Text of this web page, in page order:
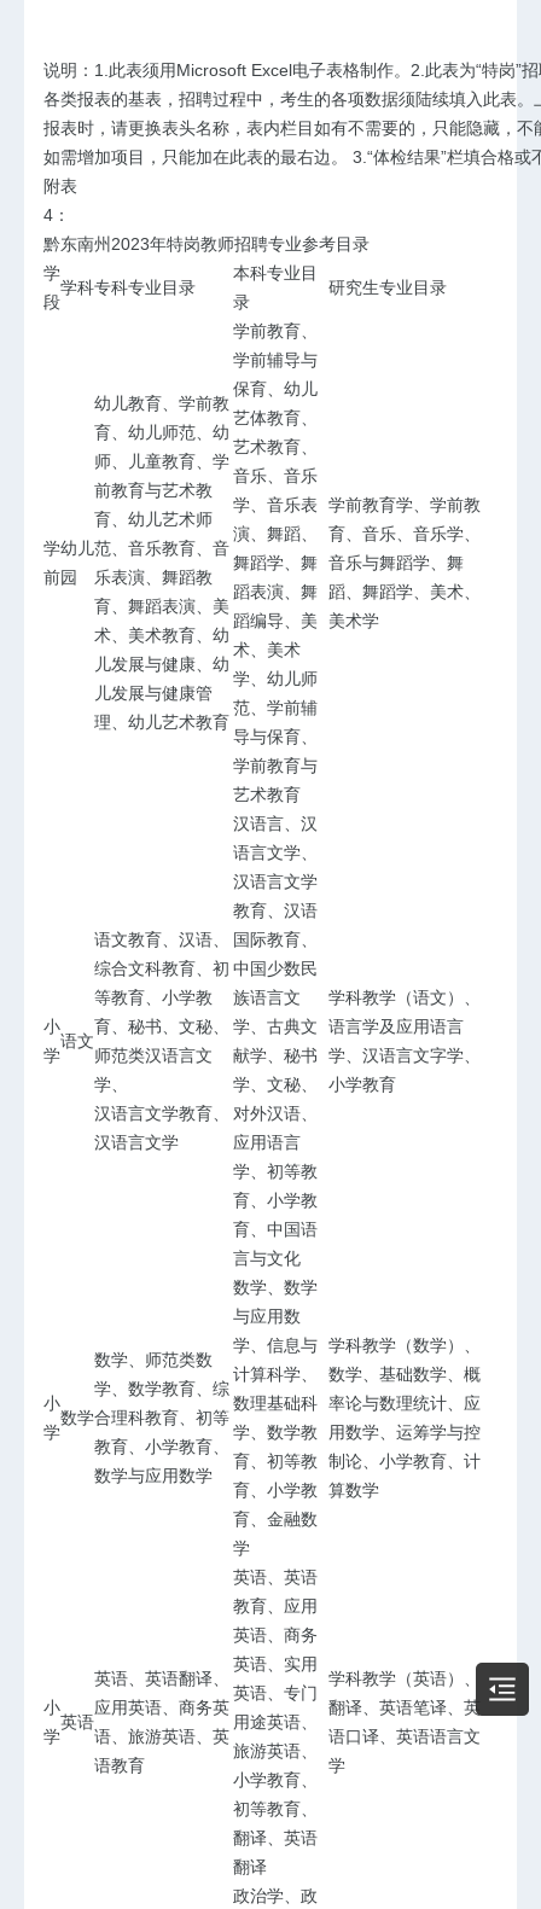
说明：1.此表须用Microsoft Excel电子表格制作。2.此表为“特岗”
各类报表的基表，招聘过程中，考生的各项数据须陆续填入此表。
报表时，请更换表头名称，表内栏目如有不需要的，只能隐藏，不
如需增加项目，只能加在此表的最右边。 3.“体检结果”栏填合格或
附表
4：
黔东南州2023年特岗教师招聘专业参考目录
学
段
学科专科专业目录
本科专业目
录
研究生专业目录
学
前
幼儿
园
幼儿教育、学前教
育、幼儿师范、幼
师、儿童教育、学
前教育与艺术教
育、幼儿艺术师
范、音乐教育、音
乐表演、舞蹈教
育、舞蹈表演、美
术、美术教育、幼
儿发展与健康、幼
儿发展与健康管
理、幼儿艺术教育
学前教育、
学前辅导与
保育、幼儿
艺体教育、
艺术教育、
音乐、音乐
学、音乐表
演、舞蹈、
舞蹈学、舞
蹈表演、舞
蹈编导、美
术、美术
学、幼儿师
范、学前辅
导与保育、
学前教育与
艺术教育
学前教育学、学前教
育、音乐、音乐学、
音乐与舞蹈学、舞
蹈、舞蹈学、美术、
美术学
小
学
语文
语文教育、汉语、
综合文科教育、初
等教育、小学教
育、秘书、文秘、
师范类汉语言文
学、
汉语言文学教育、
汉语言文学
汉语言、汉
语言文学、
汉语言文学
教育、汉语
国际教育、
中国少数民
族语言文
学、古典文
献学、秘书
学、文秘、
对外汉语、
应用语言
学、初等教
育、小学教
育、中国语
言与文化
学科教学（语文）、
语言学及应用语言
学、汉语言文字学、
小学教育
小
学
数学
数学、师范类数
学、数学教育、综
合理科教育、初等
教育、小学教育、
数学与应用数学
数学、数学
与应用数
学、信息与
计算科学、
数理基础科
学、数学教
育、初等教
育、小学教
育、金融数
学
学科教学（数学）、
数学、基础数学、概
率论与数理统计、应
用数学、运筹学与控
制论、小学教育、计
算数学
小
学
英语
英语、英语翻译、
应用英语、商务英
语、旅游英语、英
语教育
英语、英语
教育、应用
英语、商务
英语、实用
英语、专门
用途英语、
旅游英语、
小学教育、
初等教育、
翻译、英语
翻译
学科教学（英语）、
翻译、英语笔译、英
语口译、英语语言文
学
政治学、政